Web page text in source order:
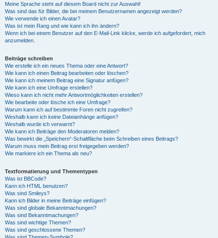
Meine Sprache steht auf diesem Board nicht zur Auswahl!
Was sind das für Bilder, die bei meinem Benutzernamen angezeigt werden?
Wie verwende ich einen Avatar?
Was ist mein Rang und wie kann ich ihn ändern?
Wenn ich bei einem Benutzer auf den E-Mail-Link klicke, werde ich aufgefordert, mich
anzumelden.
Beiträge schreiben
Wie erstelle ich ein neues Thema oder eine Antwort?
Wie kann ich einen Beitrag bearbeiten oder löschen?
Wie kann ich meinem Beitrag eine Signatur anfügen?
Wie kann ich eine Umfrage erstellen?
Wieso kann ich nicht mehr Antwortmöglichkeiten erstellen?
Wie bearbeite oder lösche ich eine Umfrage?
Warum kann ich auf bestimmte Foren nicht zugreifen?
Weshalb kann ich keine Dateianhänge anfügen?
Weshalb wurde ich verwarnt?
Wie kann ich Beiträge den Moderatoren melden?
Was bewirkt die „Speichern“-Schaltfläche beim Schreiben eines Beitrags?
Warum muss mein Beitrag erst freigegeben werden?
Wie markiere ich ein Thema als neu?
Textformatierung und Thementypen
Was ist BBCode?
Kann ich HTML benutzen?
Was sind Smileys?
Kann ich Bilder in meine Beiträge einfügen?
Was sind globale Bekanntmachungen?
Was sind Bekanntmachungen?
Was sind wichtige Themen?
Was sind geschlossene Themen?